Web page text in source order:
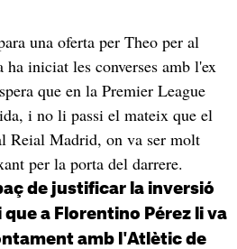
una oferta per Theo per al
iniciat les converses amb l'ex
que en la Premier League
i no li passi el mateix que el
Reial Madrid, on va ser molt
per la porta del darrere.
de justificar la inversió
a Florentino Pérez li va
amb l'Atlètic de